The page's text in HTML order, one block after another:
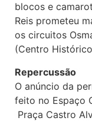
blocos e
Reis prometeu
os circuitos
(Centro
Repercussão
O anúncio da
feito no Espaço
Praça Castro